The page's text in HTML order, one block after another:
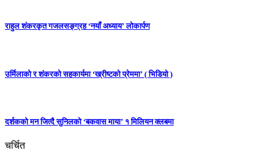
राहुल शंकरकृत गजलसङ्ग्रह ‘नयाँ अध्याय’ लोकार्पण
उर्मिलाको र शंकरको सहकार्यमा ‘ख्रीष्टको प्रेममा’ ( भिडियो )
दर्शकको मन जित्दै सुनिलको ‘बकवास माया’ १ मिलियन क्लबमा
चर्चित